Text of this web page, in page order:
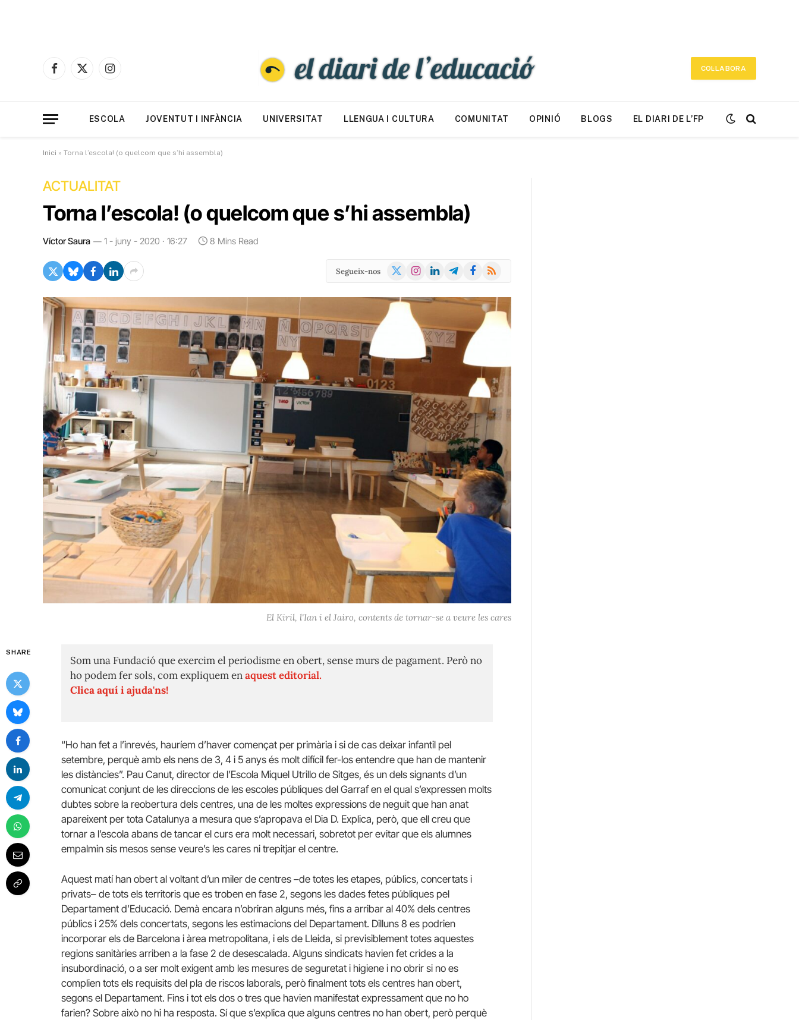
Facebook
X
Instagram
COL·LABORA
ESCOLA JOVENTUT I INFÀNCIA UNIVERSITAT LLENGUA I CULTURA COMUNITAT OPINIÓ BLOGS EL DIARI DE L’FP
Inici » Torna l’escola! (o quelcom que s’hi assembla)
ACTUALITAT
Torna l’escola! (o quelcom que s’hi assembla)
Víctor Saura 1 - juny - 2020 · 16:27 8 Mins Read
Segueix-nos
X
Instagram
LinkedInTelegramFacebook
RSS
El Kiril, l'Ian i el Jairo, contents de tornar-se a veure les cares
SHARE
Som una Fundació que exercim el periodisme en obert, sense murs de pagament. Però no
ho podem fer sols, com expliquem enaquest editorial.
Clica aquí i ajuda'ns!
“Ho han fet a l’inrevés, hauríem d’haver començat per primària i si de cas deixar infantil pel
setembre, perquè amb els nens de 3, 4 i 5 anys és molt difícil fer-los entendre que han de mantenir
les distàncies”. Pau Canut, director de l’Escola Miquel Utrillo de Sitges, és un dels signants d’un
comunicat conjunt de les direccions de les escoles públiques del Garraf en el qual s’expressen molts
dubtes sobre la reobertura dels centres, una de les moltes expressions de neguit que han anat
apareixent per tota Catalunya a mesura que s’apropava el Dia D. Explica, però, que ell creu que
tornar a l’escola abans de tancar el curs era molt necessari, sobretot per evitar que els alumnes
empalmin sis mesos sense veure’s les cares ni trepitjar el centre.
Aquest matí han obert al voltant d’un miler de centres –de totes les etapes, públics, concertats i
privats– de tots els territoris que es troben en fase 2, segons les dades fetes públiques pel
Departament d’Educació. Demà encara n’obriran alguns més, fins a arribar al 40% dels centres
públics i 25% dels concertats, segons les estimacions del Departament. Dilluns 8 es podrien
incorporar els de Barcelona i àrea metropolitana, i els de Lleida, si previsiblement totes aquestes
regions sanitàries arriben a la fase 2 de desescalada. Alguns sindicats havien fet crides a la
insubordinació, o a ser molt exigent amb les mesures de seguretat i higiene i no obrir si no es
complien tots els requisits del pla de riscos laborals, però finalment tots els centres han obert,
segons el Departament. Fins i tot els dos o tres que havien manifestat expressament que no ho
farien? Sobre això no hi ha resposta. Sí que s’explica que alguns centres no han obert, però perquè